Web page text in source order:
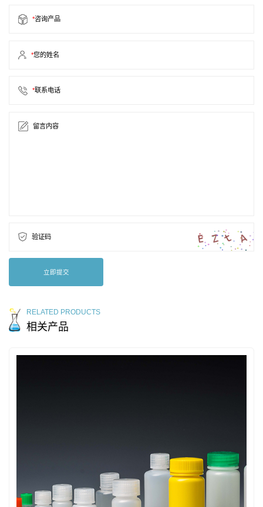
*咨询产品
*您的姓名
*联系电话
留言内容
验证码
立即提交
RELATED PRODUCTS
相关产品